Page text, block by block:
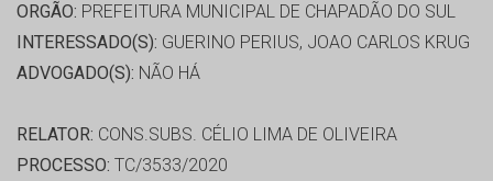
ORGÃO: PREFEITURA MUNICIPAL DE CHAPADÃO DO SUL
INTERESSADO(S): GUERINO PERIUS, JOAO CARLOS KRUG
ADVOGADO(S): NÃO HÁ
RELATOR: CONS.SUBS. CÉLIO LIMA DE OLIVEIRA
PROCESSO: TC/3533/2020